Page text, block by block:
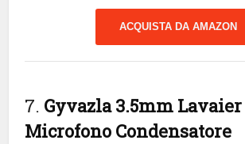
ACQUISTA DA AMAZON
7. Gyvazla 3.5mm Lavaier
Microfono Condensatore